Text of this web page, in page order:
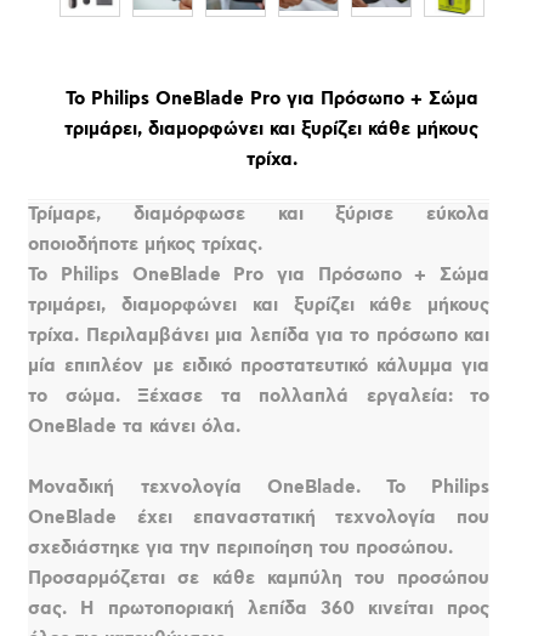
Το Philips OneBlade Pro για Πρόσωπο + Σώμα
τριμάρει, διαμορφώνει και ξυρίζει κάθε μήκους
τρίχα.
Τρίμαρε, διαμόρφωσε και ξύρισε εύκολα
οποιοδήποτε μήκος τρίχας.
Το Philips OneBlade Pro για Πρόσωπο + Σώμα
τριμάρει, διαμορφώνει και ξυρίζει κάθε μήκους
τρίχα. Περιλαμβάνει μια λεπίδα για το πρόσωπο και
μία επιπλέον με ειδικό προστατευτικό κάλυμμα για
το σώμα. Ξέχασε τα πολλαπλά εργαλεία: το
OneBlade τα κάνει όλα.
Μοναδική τεχνολογία OneBlade. Το Philips
OneBlade έχει επαναστατική τεχνολογία που
σχεδιάστηκε για την περιποίηση του προσώπου.
Προσαρμόζεται σε κάθε καμπύλη του προσώπου
σας. Η πρωτοποριακή λεπίδα 360 κινείται προς